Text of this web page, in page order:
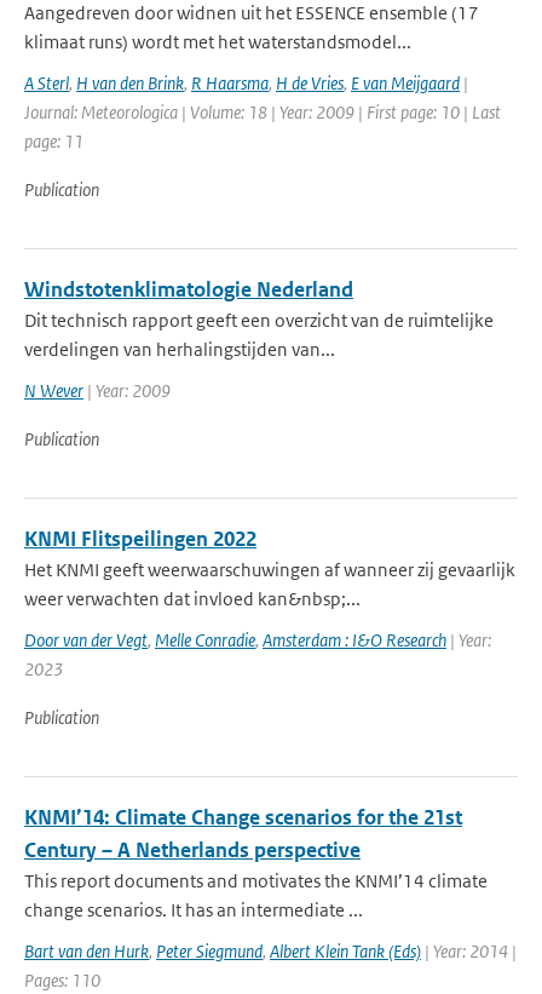
Aangedreven door widnen uit het ESSENCE ensemble (17
klimaat runs) wordt met het waterstandsmodel...
A Sterl, H van den Brink, R Haarsma, H de Vries, E van Meijgaard |
Journal: Meteorologica | Volume: 18 | Year: 2009 | First page: 10 | Last
page: 11
Publication
Windstotenklimatologie Nederland
Dit technisch rapport geeft een overzicht van de ruimtelijke
verdelingen van herhalingstijden van...
N Wever | Year: 2009
Publication
KNMI Flitspeilingen 2022
Het KNMI geeft weerwaarschuwingen af wanneer zij gevaarlijk
weer verwachten dat invloed kan&nbsp;...
Door van der Vegt, Melle Conradie, Amsterdam : I&O Research | Year:
2023
Publication
KNMI’14: Climate Change scenarios for the 21st
Century – A Netherlands perspective
This report documents and motivates the KNMI’14 climate
change scenarios. It has an intermediate ...
Bart van den Hurk, Peter Siegmund, Albert Klein Tank (Eds) | Year: 2014 |
Pages: 110